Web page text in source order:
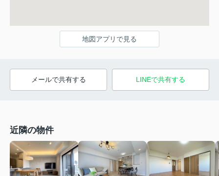
地図アプリで見る
メールで共有する LINEで共有する
近隣の物件